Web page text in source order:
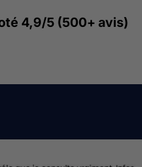
4,9/5 (500+ avis)